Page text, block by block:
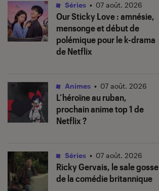
Our Sticky Love: amnésie,
mensonge et début de
polémique pour le k-drama
de Netflix
Séries • 07 août. 2026
L’héroïne au ruban,
prochain anime top 1 de
Netflix ?
Animes • 07 août. 2026
Ricky Gervais, le sale gosse
de la comédie britannique
Séries • 07 août. 2026